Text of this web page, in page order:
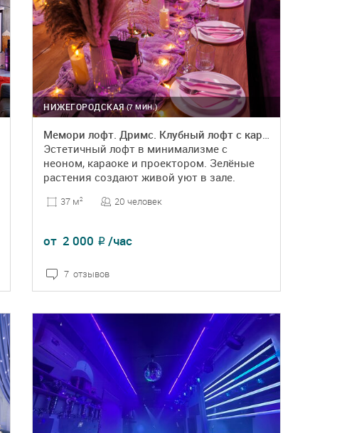
(7 МИН.)
НИЖЕГОРОДСКАЯ
Мемори лофт. Дримс. Клубный лофт с караоке и диско‑шаром
Эстетичный лофт в минимализме с
неоном, караоке и проектором. Зелёные
растения создают живой уют в зале.
37 м2 20 человек
от 2 000 ₽ /час
7 отзывов